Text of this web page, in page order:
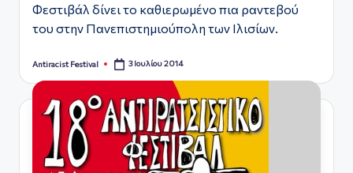
Φεστιβάλ δίνει το καθιερωμένο πια ραντεβού
του στην Πανεπιστημιούπολη των Ιλισίων.
Συγγραφέας:
Antiracist Festival 3 Ιουλίου 2014